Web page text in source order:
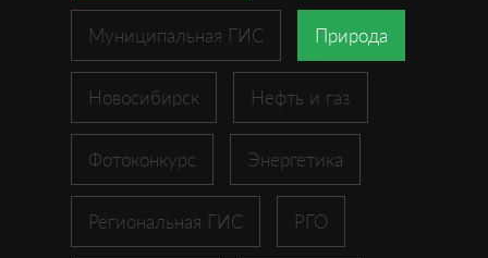
Муниципальная ГИС Природа
Новосибирск Нефть и газ
Фотоконкурс Энергетика
Региональная ГИС РГО